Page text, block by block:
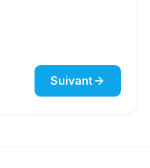
Suivant